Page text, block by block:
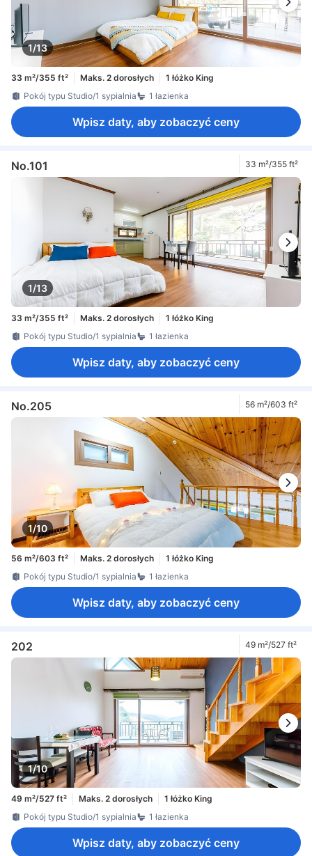
1/13
33 m²/355 ft² Maks. 2 dorosłych
1 łóżko King
Pokój typu Studio/1 sypialnia
1 łazienka
Wpisz daty, aby zobaczyć ceny
No.101 33 m²/355 ft²
1/13
33 m²/355 ft² Maks. 2 dorosłych
1 łóżko King
Pokój typu Studio/1 sypialnia
1 łazienka
Wpisz daty, aby zobaczyć ceny
No.205 56 m²/603 ft²
1/10
56 m²/603 ft² Maks. 2 dorosłych
1 łóżko King
Pokój typu Studio/1 sypialnia
1 łazienka
Wpisz daty, aby zobaczyć ceny
202 49 m²/527 ft²
1/10
49 m²/527 ft² Maks. 2 dorosłych
1 łóżko King
Pokój typu Studio/1 sypialnia
1 łazienka
Wpisz daty, aby zobaczyć ceny